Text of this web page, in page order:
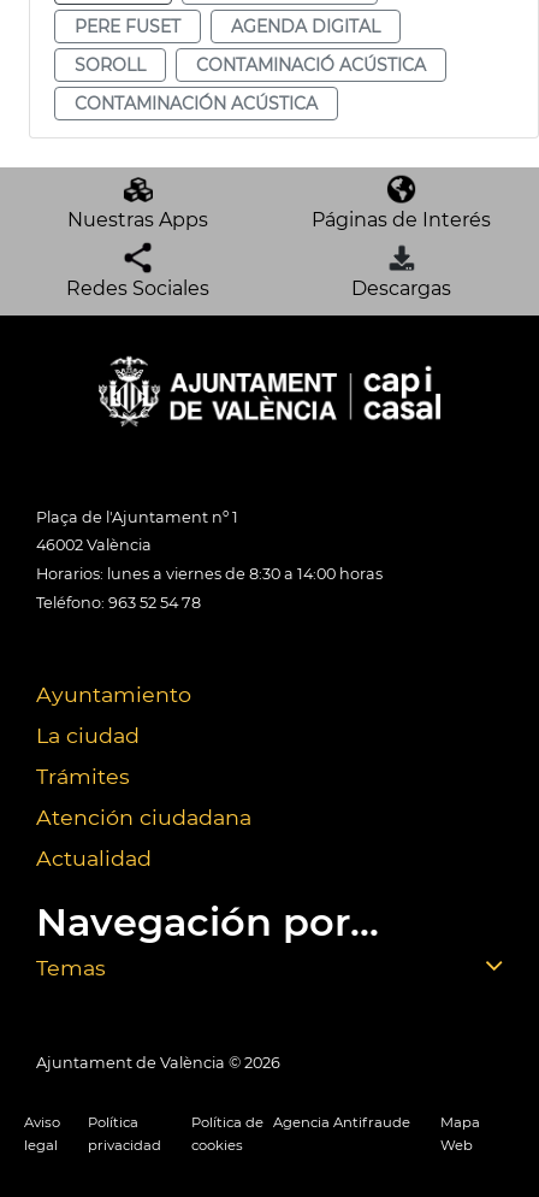
PERE FUSET
AGENDA DIGITAL
SOROLL
CONTAMINACIÓ ACÚSTICA
CONTAMINACIÓN ACÚSTICA
Nuestras Apps Páginas de Interés
Redes Sociales Descargas
Plaça de l'Ajuntament nº 1
46002 València
Horarios: lunes a viernes de 8:30 a 14:00 horas
Teléfono: 963 52 54 78
Ayuntamiento
La ciudad
Trámites
Atención ciudadana
Actualidad
Navegación por...
Temas
Ajuntament de València © 2026
Aviso
legal
Política
privacidad
Política de
cookies
Agencia Antifraude
Mapa
Web